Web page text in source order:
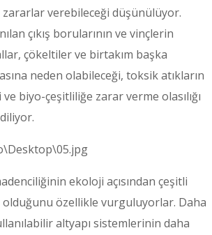
verebileceği düşünülüyor.
çıkış borularının ve vinçlerin
çökeltiler ve birtakım başka
neden olabileceği, toksik atıkların
biyo-çeşitliliğe zarar verme olasılığı
ekoloji açısından çeşitli
olduğunu özellikle vurguluyorlar. Daha
altyapı sistemlerinin daha